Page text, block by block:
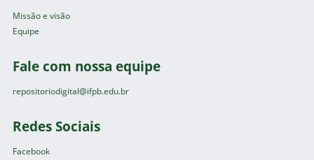
Missão e visão
Equipe
Fale com nossa equipe
repositoriodigital@ifpb.edu.br
Redes Sociais
Facebook